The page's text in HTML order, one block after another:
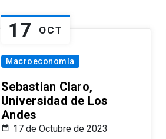
17 OCT
Macroeconomía
Sebastian Claro,
Universidad de Los
Andes
17 de Octubre de 2023